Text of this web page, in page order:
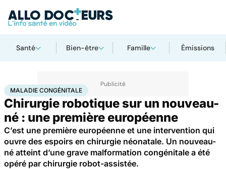
Santé Bien-être Famille Émissions
AccueilSantéMaladiesMaladie congénitale
MALADIE CONGÉNITALE
Chirurgie robotique sur un nouveau-
né : une première européenne
C’est une première européenne et une intervention qui
ouvre des espoirs en chirurgie néonatale. Un nouveau-
né atteint d’une grave malformation congénitale a été
opéré par chirurgie robot-assistée.